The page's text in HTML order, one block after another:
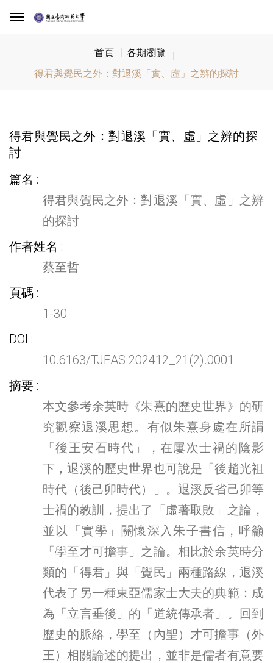
首頁
各期瀏覽
得君與覺民之外：對退溪「實、虛」之辨的探討
得君與覺民之外：對退溪「實、虛」之辨的探
討
篇名
得君與覺民之外：對退溪「實、虛」之辨
的探討
作者姓名
蔡至哲
頁碼
1-30
DOI
10.6163/TJEAS.202412_21(2).0001
摘要
本文參考余英時《朱熹的歷史世界》的研
究觀察退溪思想。有似朱熹身處在所謂
「後王安石時代」，在屢次士禍的陰影
下，退溪的歷史世界也可說是「後趙光祖
時代（後己卯時代）」。退溪反省己卯等
士禍的教訓，提出了「虛著取敗」之論，
並以「實學」關懷深入朱子書信，呼籲
「學至才可擔事」之論。相比於余英時分
類的「得君」與「覺民」兩種路線，退溪
代表了另一種東亞儒家士大夫的典範：成
為「立言垂後」的「道統傳承者」。回到
歷史的脈絡，學至（內聖）才可擔事（外
王）相關論述的提出，並非是儒者有意要